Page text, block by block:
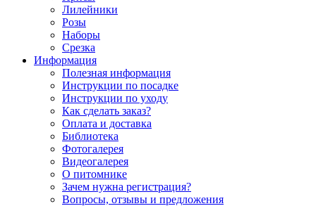
Лилейники
Розы
Наборы
Срезка
Информация
Полезная информация
Инструкции по посадке
Инструкции по уходу
Как сделать заказ?
Оплата и доставка
Библиотека
Фотогалерея
Видеогалерея
О питомнике
Зачем нужна регистрация?
Вопросы, отзывы и предложения